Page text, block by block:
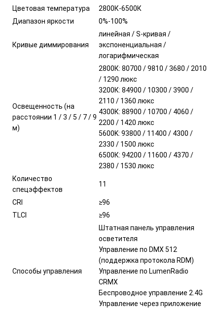
Цветовая температура
2800К-6500К
Диапазон яркости
0%-100%
Кривые диммирования
линейная / S-кривая /
экспоненциальная /
логарифмическая
Освещенность (на
расстоянии 1 / 3 / 5 / 7 / 9
м)
2800К: 80700 / 9810 / 3680 / 2010
/ 1290 люкс
3200К: 84900 / 10300 / 3900 /
2110 / 1360 люкс
4300К: 88900 / 10700 / 4060 /
2200 / 1420 люкс
5600K: 93800 / 11400 / 4300 /
2330 / 1500 люкс
6500К: 94200 / 11600 / 4370 /
2380 / 1530 люкс
Количество
спецэффектов
11
CRI
≥96
TLCI
≥96
Способы управления
Штатная панель управления
осветителя
Управление по DMX 512
(поддержка протокола RDM)
Управление по LumenRadio
CRMX
Беспроводное управление 2.4G
Управление через приложение